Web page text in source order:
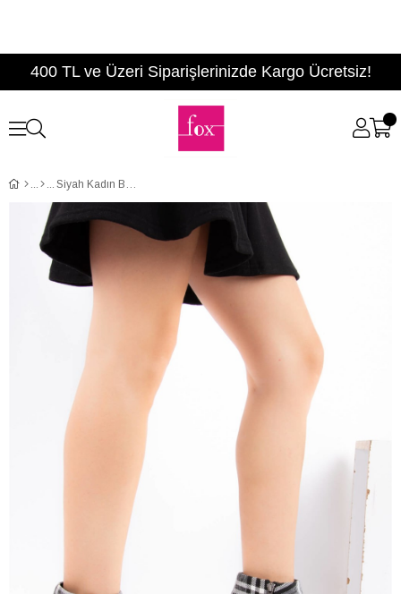
400 TL ve Üzeri Siparişlerinizde Kargo Ücretsiz!
Siyah Kadın Bot E758900027